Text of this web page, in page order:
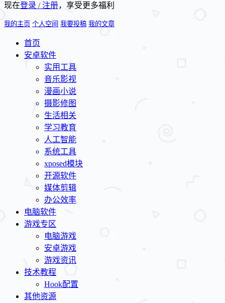
现在登录 / 注册，享受更多福利
我的主页 个人空间 我要投稿 我的文章
首页
安卓软件
实用工具
音乐影视
漫画小说
摄影修图
生活相关
学习教育
人工智能
系统工具
xposed模块
开源软件
媒体剪辑
办公效率
电脑软件
游戏专区
电脑游戏
安卓游戏
游戏资讯
技术教程
Hook配置
其他资源